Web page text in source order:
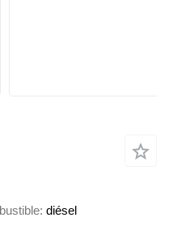
diésel